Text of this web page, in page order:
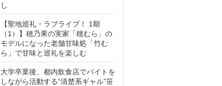
し
【聖地巡礼・ラブライブ！ 1期
（1）】穂乃果の実家「穂むら」の
モデルになった老舗甘味処「竹む
ら」で甘味と巡礼を楽しむ
大学卒業後、都内飲食店でバイトを
しながら活動する“清楚系ギャル”笹